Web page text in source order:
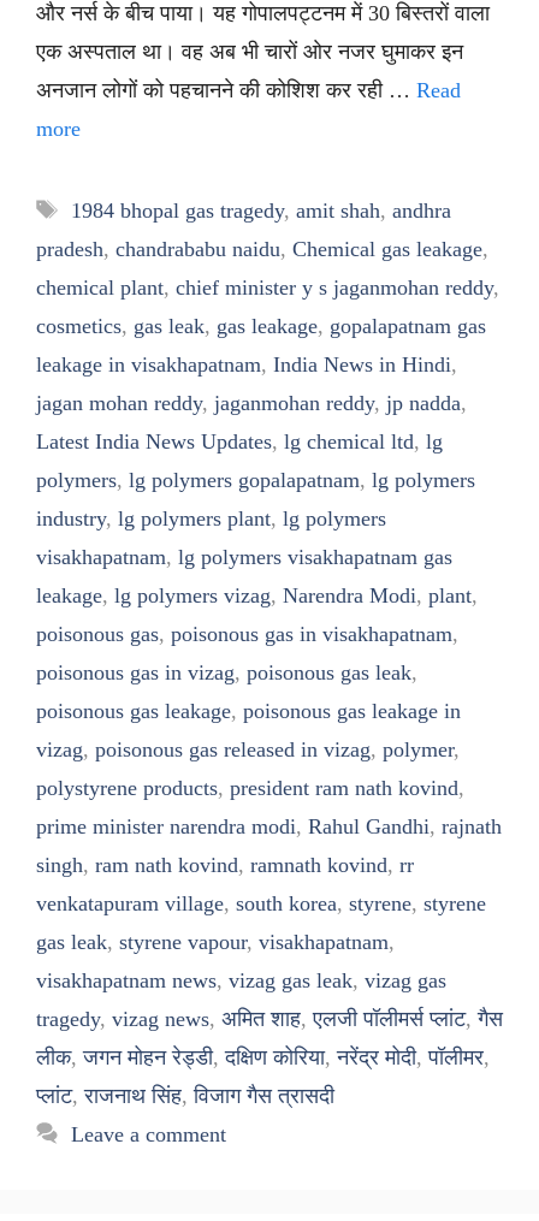
और नर्स के बीच पाया। यह गोपालपट्टनम में 30 बिस्तरों वाला
एक अस्पताल था। वह अब भी चारों ओर नजर घुमाकर इन
अनजान लोगों को पहचानने की कोशिश कर रही … Read
more
Tags
1984 bhopal gas tragedy, amit shah, andhra
pradesh, chandrababu naidu, Chemical gas leakage,
chemical plant, chief minister y s jaganmohan reddy,
cosmetics, gas leak, gas leakage, gopalapatnam gas
leakage in visakhapatnam, India News in Hindi,
jagan mohan reddy, jaganmohan reddy, jp nadda,
Latest India News Updates, lg chemical ltd, lg
polymers, lg polymers gopalapatnam, lg polymers
industry, lg polymers plant, lg polymers
visakhapatnam, lg polymers visakhapatnam gas
leakage, lg polymers vizag, Narendra Modi, plant,
poisonous gas, poisonous gas in visakhapatnam,
poisonous gas in vizag, poisonous gas leak,
poisonous gas leakage, poisonous gas leakage in
vizag, poisonous gas released in vizag, polymer,
polystyrene products, president ram nath kovind,
prime minister narendra modi, Rahul Gandhi, rajnath
singh, ram nath kovind, ramnath kovind, rr
venkatapuram village, south korea, styrene, styrene
gas leak, styrene vapour, visakhapatnam,
visakhapatnam news, vizag gas leak, vizag gas
tragedy, vizag news, अमित शाह,एलजी पॉलीमर्स प्लांट,गैस
लीक,जगन मोहन रेड्डी,दक्षिण कोरिया,नरेंद्र मोदी,पॉलीमर,
प्लांट,राजनाथ सिंह,विजाग गैस त्रासदी
Leave a comment